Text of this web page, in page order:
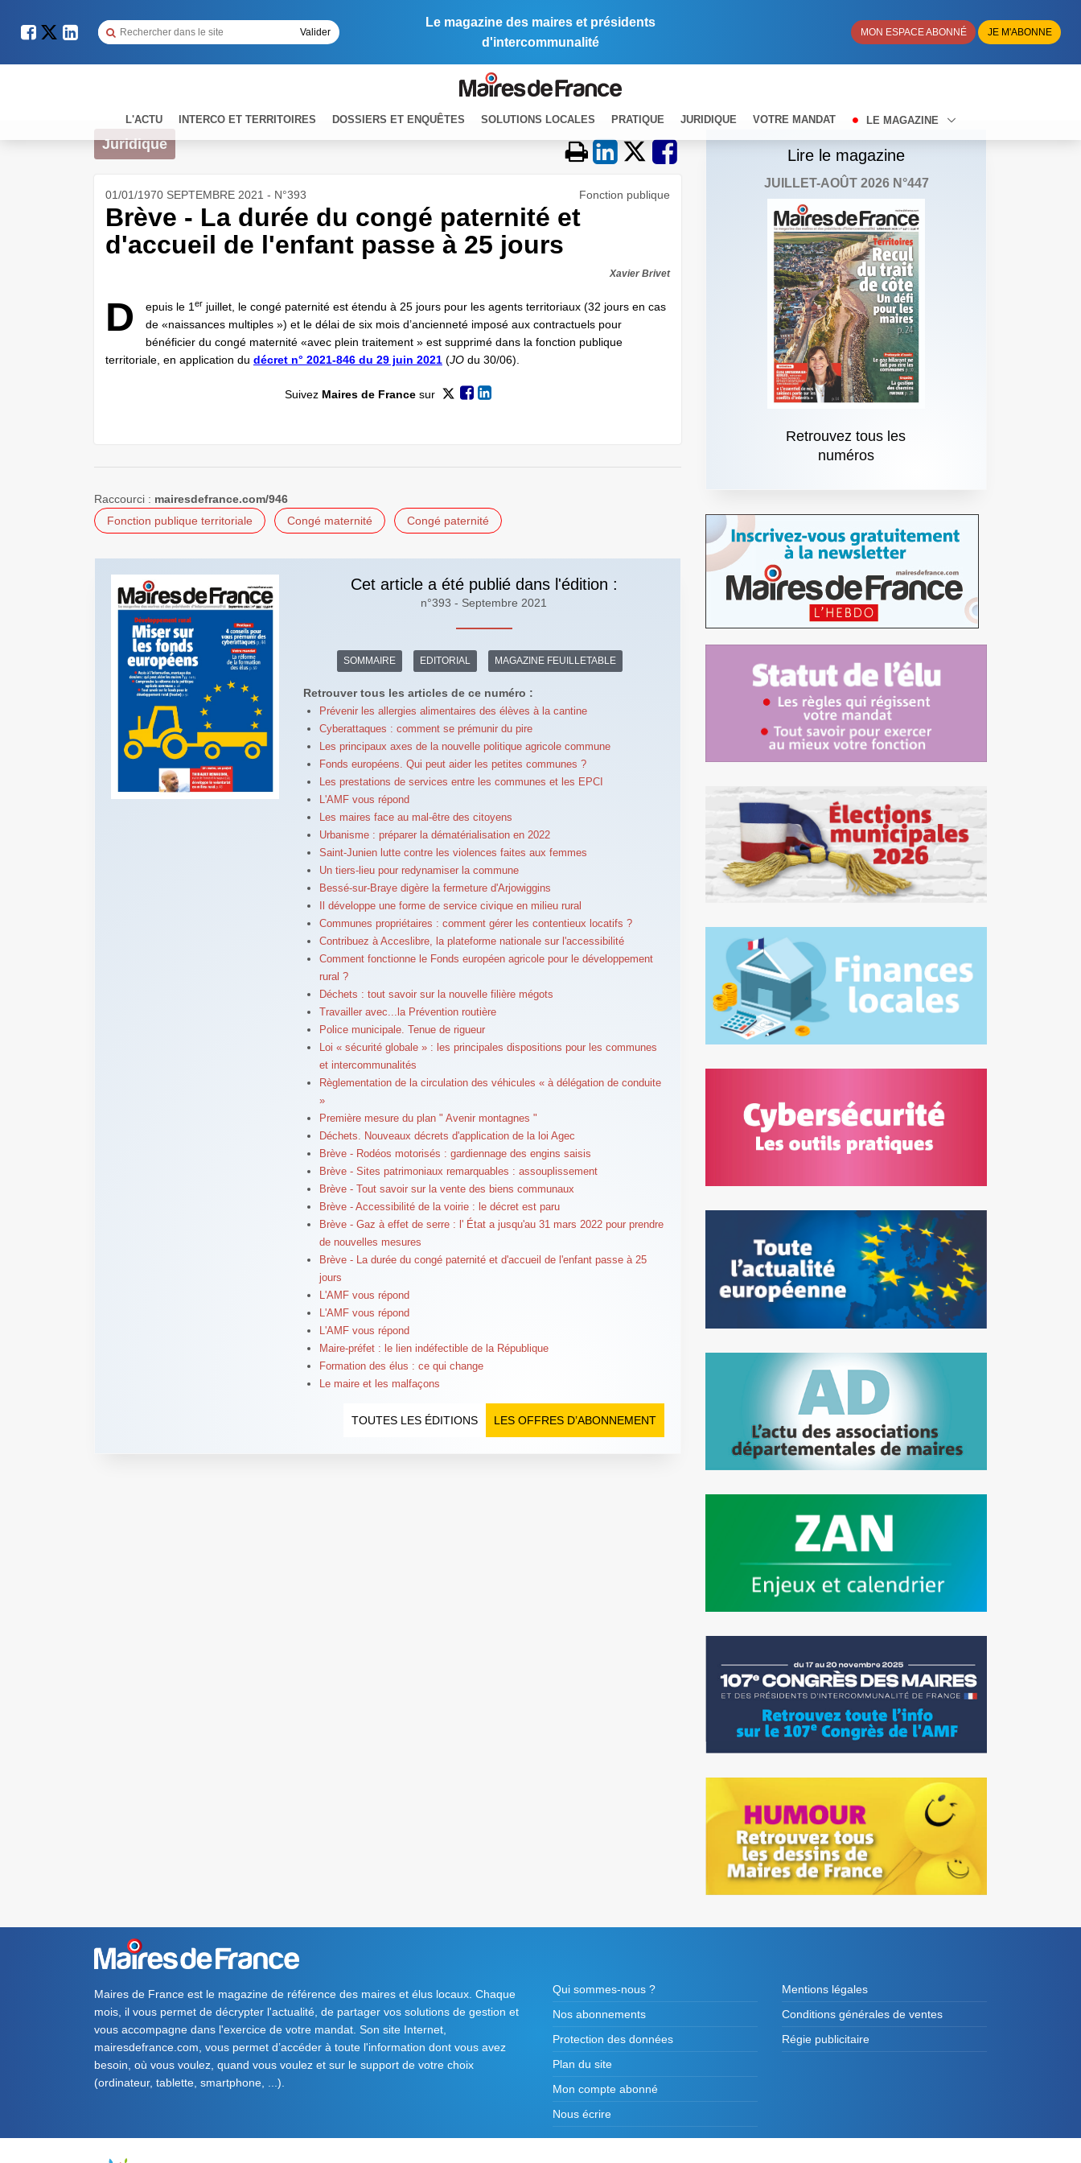
Le magazine des maires et présidents
d'intercommunalité
MON ESPACE ABONNÉ JE M'ABONNE
L'ACTU INTERCO ET TERRITOIRES DOSSIERS ET ENQUÊTES SOLUTIONS LOCALES PRATIQUE JURIDIQUE VOTRE MANDAT LE MAGAZINE
Juridique
01/01/1970 SEPTEMBRE 2021 - N°393 Fonction publique
Brève - La durée du congé paternité et
d'accueil de l'enfant passe à 25 jours
Xavier Brivet
D epuis le 1 er juillet, le congé paternité est étendu à 25 jours pour les agents territoriaux (32 jours en cas
de «naissances multiples ») et le délai de six mois d’ancienneté imposé aux contractuels pour
bénéficier du congé maternité «avec plein traitement » est supprimé dans la fonction publique
territoriale, en application du décret n° 2021-846 du 29 juin 2021 (JO du 30/06).
Suivez Maires de Francesur
Raccourci : mairesdefrance.com/946
Fonction publique territoriale
Congé maternité Congé paternité
Cet article a été publié dans l'édition :
n°393 - Septembre 2021
SOMMAIRE EDITORIAL MAGAZINE FEUILLETABLE
Retrouver tous les articles de ce numéro :
Prévenir les allergies alimentaires des élèves à la cantine
Cyberattaques : comment se prémunir du pire
Les principaux axes de la nouvelle politique agricole commune
Fonds européens. Qui peut aider les petites communes ?
Les prestations de services entre les communes et les EPCI
L'AMF vous répond
Les maires face au mal-être des citoyens
Urbanisme : préparer la dématérialisation en 2022
Saint-Junien lutte contre les violences faites aux femmes
Un tiers-lieu pour redynamiser la commune
Bessé-sur-Braye digère la fermeture d'Arjowiggins
Il développe une forme de service civique en milieu rural
Communes propriétaires : comment gérer les contentieux locatifs ?
Contribuez à Acceslibre, la plateforme nationale sur l'accessibilité
Comment fonctionne le Fonds européen agricole pour le développement
rural ?
Déchets : tout savoir sur la nouvelle filière mégots
Travailler avec...la Prévention routière
Police municipale. Tenue de rigueur
Loi « sécurité globale » : les principales dispositions pour les communes
et intercommunalités
Règlementation de la circulation des véhicules « à délégation de conduite
»
Première mesure du plan " Avenir montagnes "
Déchets. Nouveaux décrets d'application de la loi Agec
Brève - Rodéos motorisés : gardiennage des engins saisis
Brève - Sites patrimoniaux remarquables : assouplissement
Brève - Tout savoir sur la vente des biens communaux
Brève - Accessibilité de la voirie : le décret est paru
Brève - Gaz à effet de serre : l' État a jusqu'au 31 mars 2022 pour prendre
de nouvelles mesures
Brève - La durée du congé paternité et d'accueil de l'enfant passe à 25
jours
L'AMF vous répond
L'AMF vous répond
L'AMF vous répond
Maire-préfet : le lien indéfectible de la République
Formation des élus : ce qui change
Le maire et les malfaçons
LES OFFRES D’ABONNEMENT
TOUTES LES ÉDITIONS
Lire le magazine
JUILLET-AOÛT 2026 N°447
Retrouvez tous les
numéros
Maires de France est le magazine de référence des maires et élus locaux. Chaque
mois, il vous permet de décrypter l'actualité, de partager vos solutions de gestion et
vous accompagne dans l'exercice de votre mandat. Son site Internet,
mairesdefrance.com, vous permet d’accéder à toute l'information dont vous avez
besoin, où vous voulez, quand vous voulez et sur le support de votre choix
(ordinateur, tablette, smartphone, ...).
Qui sommes-nous ?
Nos abonnements
Protection des données
Plan du site
Mon compte abonné
Nous écrire
Mentions légales
Conditions générales de ventes
Régie publicitaire